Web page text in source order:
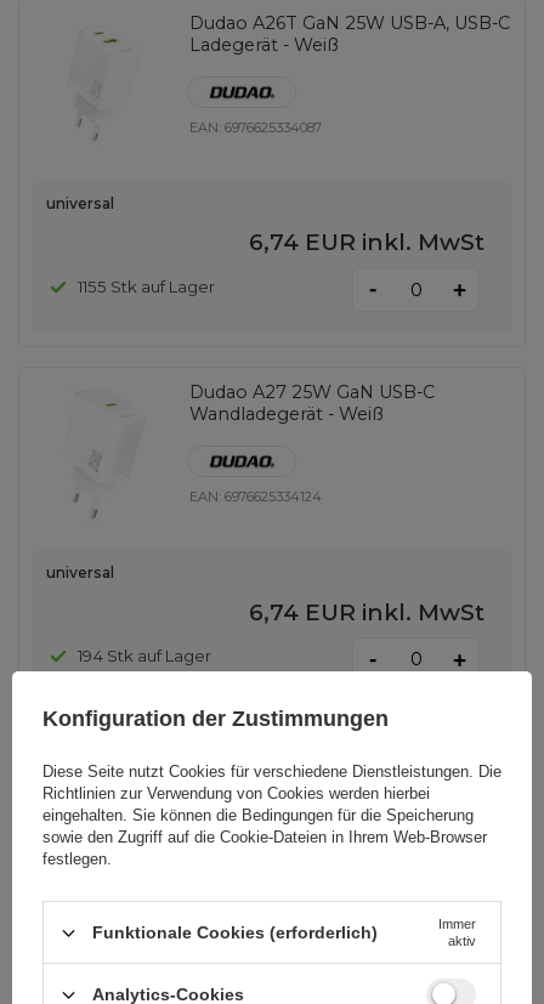
Dudao A26T GaN 25W USB-A, USB-C
Ladegerät - Weiß
EAN:6976625334087
universal
6,74 EUR inkl. MwSt
1155 Stk auf Lager - +
Dudao A27 25W GaN USB-C
Wandladegerät - Weiß
EAN:6976625334124
universal
6,74 EUR inkl. MwSt
194 Stk auf Lager - +
Joyroom JR-TG7 33W USB-A +
USB-C Wandladegerät – Schwarz
universal
inkl. MwSt
Konfiguration der Zustimmungen
Diese Seite nutzt Cookies für verschiedene Dienstleistungen. Die
Richtlinien zur Verwendung von Cookies werden hierbei
eingehalten. Sie können die Bedingungen für die Speicherung
sowie den Zugriff auf die Cookie-Dateien in Ihrem Web-Browser
festlegen.
Funktionale Cookies (erforderlich)
Immer
aktiv
Analytics-Cookies